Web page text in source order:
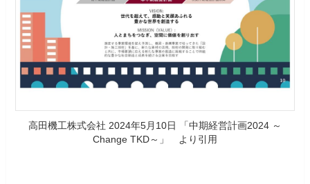
高田機工株式会社 2024年5月10日 「中期経営計画2024 ～
Change TKD～」 より引用